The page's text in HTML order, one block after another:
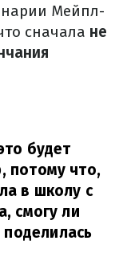
Мейпл-
сначала не
будет
потому что,
в школу с
смогу ли
поделилась